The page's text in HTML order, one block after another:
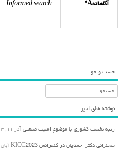
آگاهانهA*
Informed search
جست و جو
جستجو
نوشته های اخیر
رتبه نخست کشوری با موضوع امنیت صنعتی آذر ۱۱, ۱۴۰۳
سخنرانی دکتر احمدیان در کنفرانس KICC2023 آبان ۱۱, ۱۴۰۳